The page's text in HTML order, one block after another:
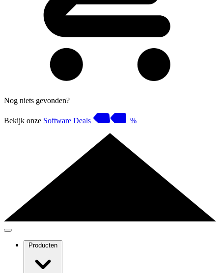
Nog niets gevonden?
Bekijk onze Software Deals %
Producten